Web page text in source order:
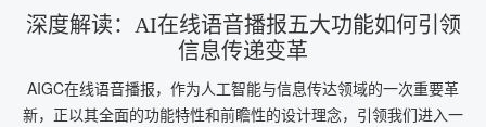
深度解读：AI在线语音播报五大功能如何引领
信息传递变革
AIGC在线语音播报，作为人工智能与信息传达领域的一次重要革
新，正以其全面的功能特性和前瞻性的设计理念，引领我们进入一